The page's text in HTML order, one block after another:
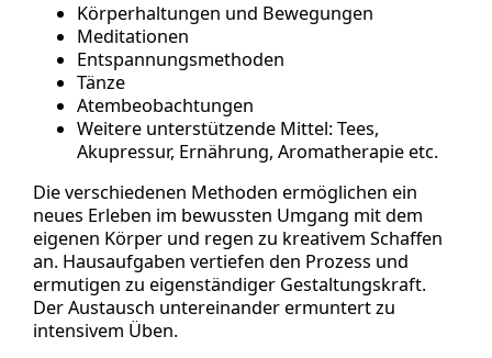
Körperhaltungen und Bewegungen
Meditationen
Entspannungsmethoden
Tänze
Atembeobachtungen
Weitere unterstützende Mittel: Tees,
Akupressur, Ernährung, Aromatherapie etc.
Die verschiedenen Methoden ermöglichen ein
neues Erleben im bewussten Umgang mit dem
eigenen Körper und regen zu kreativem Schaffen
an. Hausaufgaben vertiefen den Prozess und
ermutigen zu eigenständiger Gestaltungskraft.
Der Austausch untereinander ermuntert zu
intensivem Üben.